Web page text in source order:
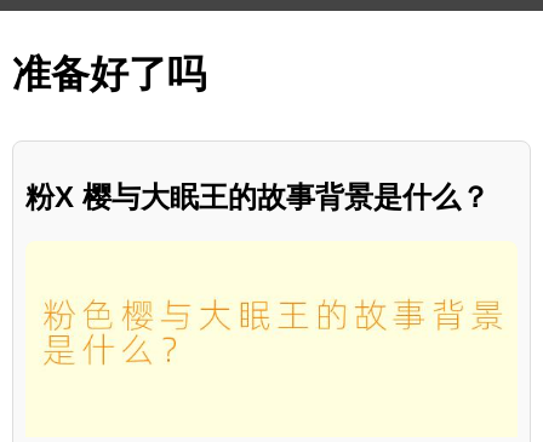
准备好了吗
粉X 樱与大眠王的故事背景是什么？